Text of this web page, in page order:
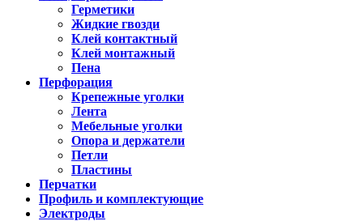
Герметики
Жидкие гвозди
Клей контактный
Клей монтажный
Пена
Перфорация
Крепежные уголки
Лента
Мебельные уголки
Опора и держатели
Петли
Пластины
Перчатки
Профиль и комплектующие
Электроды